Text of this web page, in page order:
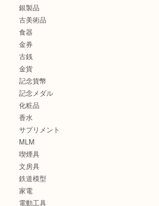
銀製品
古美術品
食器
金券
古銭
金貨
記念貨幣
記念メダル
化粧品
香水
サプリメント
MLM
喫煙具
文房具
鉄道模型
家電
電動工具